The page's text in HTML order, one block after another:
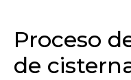
Proceso
de